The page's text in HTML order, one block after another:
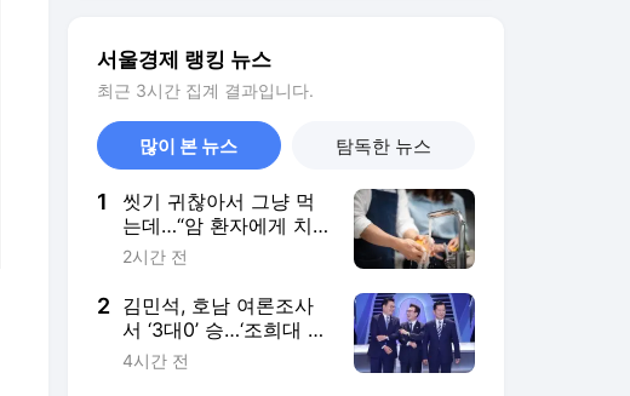
서울경제 랭킹 뉴스
최근 3시간 집계 결과입니다.
많이 본 뉴스 탐독한 뉴스
1
씻기 귀찮아서 그냥 먹
는데…“암 환자에게 치
명적” 전문의 경고 나왔
2시간 전
2 김민석, 호남 여론조사
서 ‘3대0’ 승…‘조희대 탄
핵’ 꺼낸 이유는?[데이터
4시간 전